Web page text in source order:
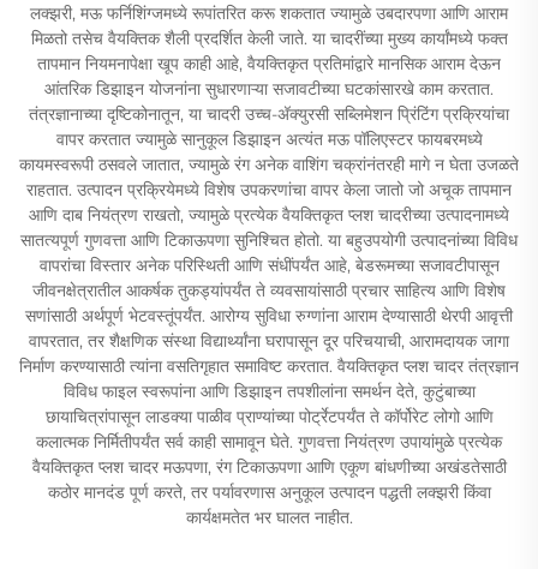
लक्झरी, मऊ फर्निशिंग्जमध्ये रूपांतरित करू शकतात ज्यामुळे उबदारपणा आणि आराम
मिळतो तसेच वैयक्तिक शैली प्रदर्शित केली जाते. या चादरींच्या मुख्य कार्यांमध्ये फक्त
तापमान नियमनापेक्षा खूप काही आहे, वैयक्तिकृत प्रतिमांद्वारे मानसिक आराम देऊन
आंतरिक डिझाइन योजनांना सुधारणाऱ्या सजावटीच्या घटकांसारखे काम करतात.
तंत्रज्ञानाच्या दृष्टिकोनातून, या चादरी उच्च-अ‍ॅक्युरसी सब्लिमेशन प्रिंटिंग प्रक्रियांचा
वापर करतात ज्यामुळे सानुकूल डिझाइन अत्यंत मऊ पॉलिएस्टर फायबरमध्ये
कायमस्वरूपी ठसवले जातात, ज्यामुळे रंग अनेक वाशिंग चक्रांनंतरही मागे न घेता उजळते
राहतात. उत्पादन प्रक्रियेमध्ये विशेष उपकरणांचा वापर केला जातो जो अचूक तापमान
आणि दाब नियंत्रण राखतो, ज्यामुळे प्रत्येक वैयक्तिकृत प्लश चादरीच्या उत्पादनामध्ये
सातत्यपूर्ण गुणवत्ता आणि टिकाऊपणा सुनिश्चित होतो. या बहुउपयोगी उत्पादनांच्या विविध
वापरांचा विस्तार अनेक परिस्थिती आणि संधींपर्यंत आहे, बेडरूमच्या सजावटीपासून
जीवनक्षेत्रातील आकर्षक तुकड्यांपर्यंत ते व्यवसायांसाठी प्रचार साहित्य आणि विशेष
सणांसाठी अर्थपूर्ण भेटवस्तूंपर्यंत. आरोग्य सुविधा रुग्णांना आराम देण्यासाठी थेरपी आवृत्ती
वापरतात, तर शैक्षणिक संस्था विद्यार्थ्यांना घरापासून दूर परिचयाची, आरामदायक जागा
निर्माण करण्यासाठी त्यांना वसतिगृहात समाविष्ट करतात. वैयक्तिकृत प्लश चादर तंत्रज्ञान
विविध फाइल स्वरूपांना आणि डिझाइन तपशीलांना समर्थन देते, कुटुंबाच्या
छायाचित्रांपासून लाडक्या पाळीव प्राण्यांच्या पोर्ट्रेटपर्यंत ते कॉर्पोरेट लोगो आणि
कलात्मक निर्मितीपर्यंत सर्व काही सामावून घेते. गुणवत्ता नियंत्रण उपायांमुळे प्रत्येक
वैयक्तिकृत प्लश चादर मऊपणा, रंग टिकाऊपणा आणि एकूण बांधणीच्या अखंडतेसाठी
कठोर मानदंड पूर्ण करते, तर पर्यावरणास अनुकूल उत्पादन पद्धती लक्झरी किंवा
कार्यक्षमतेत भर घालत नाहीत.